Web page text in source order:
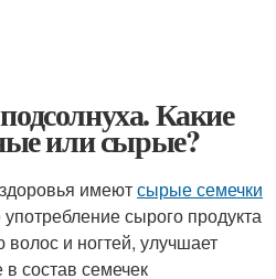
Какие
или сырые?
имеютсырые семечки
сырого продукта
волос и ногтей, улучшает
состав семечек